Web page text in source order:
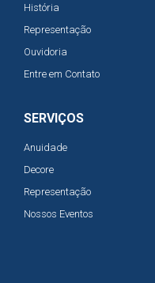
História
Representação
Ouvidoria
Entre em Contato
SERVIÇOS
Anuidade
Decore
Representação
Nossos Eventos